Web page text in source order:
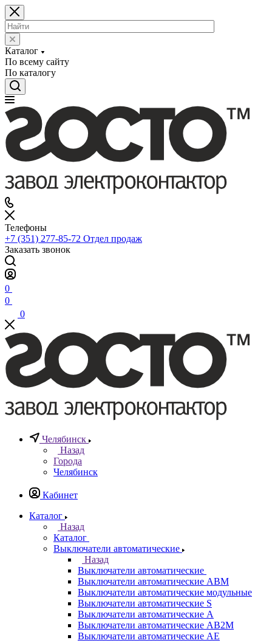
Каталог
По всему сайту
По каталогу
Телефоны
+7 (351) 277-85-72 Отдел продаж
Заказать звонок
0
0
0
Челябинск
Назад
Города
Челябинск
Кабинет
Каталог
Назад
Каталог
Выключатели автоматические
Назад
Выключатели автоматические
Выключатели автоматические АВМ
Выключатели автоматические модульные
Выключатели автоматические S
Выключатели автоматические А
Выключатели автоматические АВ2М
Выключатели автоматические АЕ